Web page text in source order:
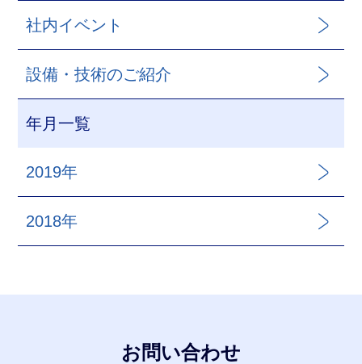
社内イベント
設備・技術のご紹介
年月一覧
2019年
2018年
お問い合わせ